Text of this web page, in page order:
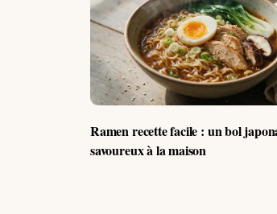
Ramen recette facile : un bol
savoureux à la maison